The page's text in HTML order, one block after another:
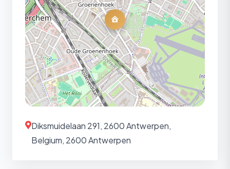
Diksmuidelaan 291, 2600 Antwerpen,
Belgium, 2600 Antwerpen